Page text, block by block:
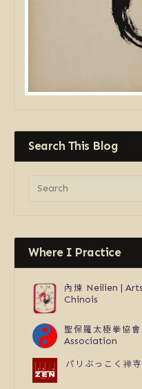
Search This Blog
Where I Practice
內煉 Neilien |
Chinois
聖保羅太極拳協會
Association
パリぶっこく禅寺